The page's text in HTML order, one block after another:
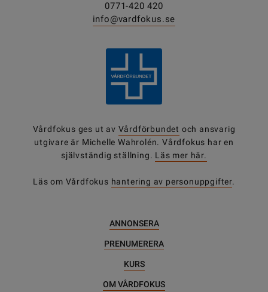
0771-420 420
info@vardfokus.se
Vårdfokus ges ut av Vårdförbundet och ansvarig
utgivare är Michelle Wahrolén. Vårdfokus har en
självständig ställning. Läs mer här.
Läs om Vårdfokus hantering av personuppgifter.
ANNONSERA
PRENUMERERA
KURS
OM VÅRDFOKUS